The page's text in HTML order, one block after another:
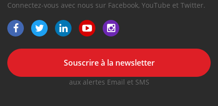
Connectez-vous avec nous sur Facebook, YouTube et Twitter.
Souscrire à la newsletter
aux alertes Email et SMS